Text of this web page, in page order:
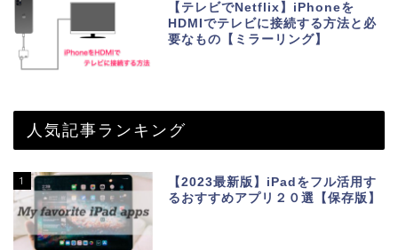
【テレビでNetflix】iPhoneを
HDMIでテレビに接続する方法と必
要なもの【ミラーリング】
人気記事ランキング
1
【2023最新版】iPadをフル活用す
るおすすめアプリ２０選【保存版】